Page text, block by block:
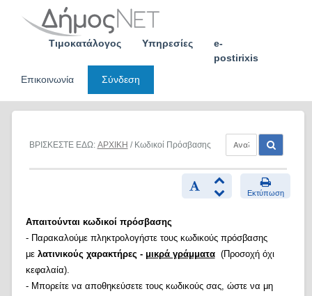
Τιμοκατάλογος Υπηρεσίες
e-
postirixis
Επικοινωνία
Σύνδεση
ΒΡΙΣΚΕΣΤΕ ΕΔΩ: ΑΡΧΙΚΗ / Κωδικοί Πρόσβασης
Εκτύπωση
Απαιτούνται κωδικοί πρόσβασης
- Παρακαλούμε πληκτρολογήστε τους κωδικούς πρόσβασης
με λατινικούς χαρακτήρες - μικρά γράμματα(Προσοχή όχι
κεφαλαία).
- Μπορείτε να αποθηκεύσετε τους κωδικούς σας, ώστε να μη